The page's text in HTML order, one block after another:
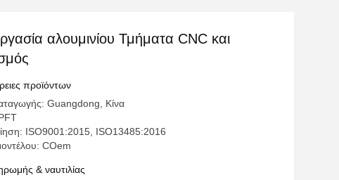
αλουμινίου Τμήματα CNC και
προϊόντων
Guangdong, Κίνα
ISO9001:2015, ISO13485:2016
COem
& ναυτιλίας